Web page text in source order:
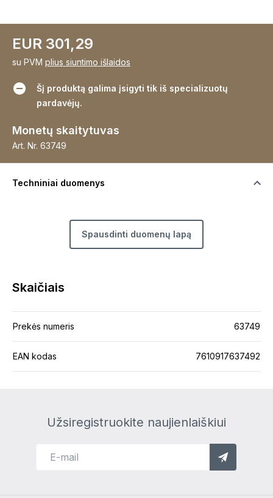
EUR 301,29
su PVM plius siuntimo išlaidos
Šį produktą galima įsigyti tik iš specializuotų
pardavėjų.
Monetų skaitytuvas
Art. Nr. 63749
Techniniai duomenys
Spausdinti duomenų lapą
Skaičiais
Prekės numeris 63749
EAN kodas 7610917637492
Užsiregistruokite naujienlaiškiui